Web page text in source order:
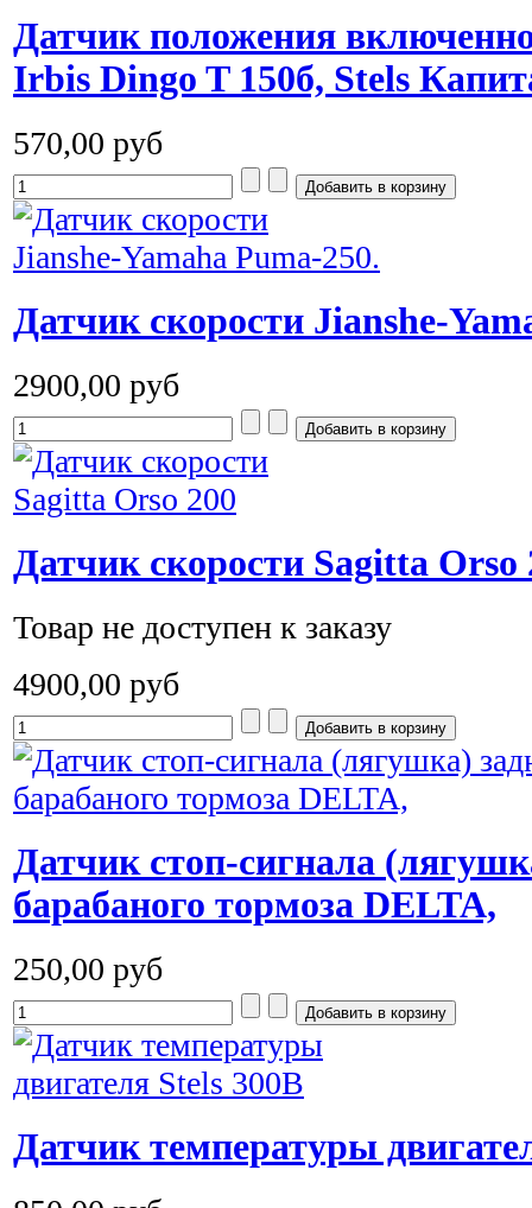
Датчик положения
Irbis Dingo T 150б, Stels
570,00 руб
Датчик скорости Jianshe-
2900,00 руб
Датчик скорости Sagitta
Товар не доступен к заказу
4900,00 руб
Датчик стоп-сигнала
барабаного тормоза DELTA,
250,00 руб
Датчик температуры